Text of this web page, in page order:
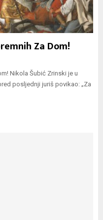
Za Dom!
Nikola Šubić Zrinski je u
posljednji juriš povikao: „Za